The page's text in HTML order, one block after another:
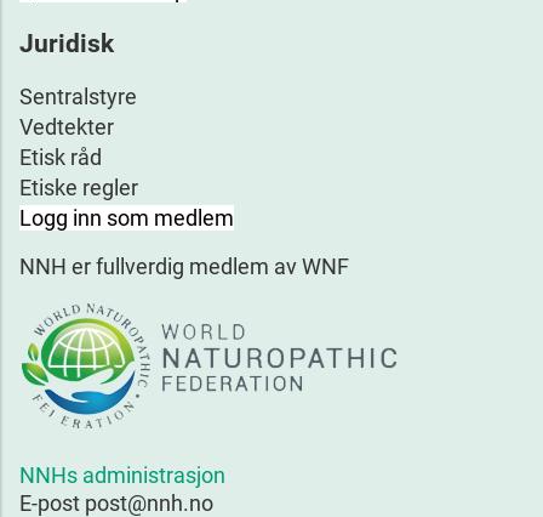
Juridisk
Sentralstyre
Vedtekter
Etisk råd
Etiske regler
Logg inn som medlem
NNH er fullverdig medlem av WNF
NNHs administrasjon
E-post post@nnh.no